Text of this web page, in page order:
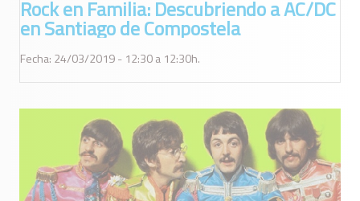
Rock en Familia: Descubriendo a AC/DC
en Santiago de Compostela
Fecha: 24/03/2019 - 12:30 a 12:30h.